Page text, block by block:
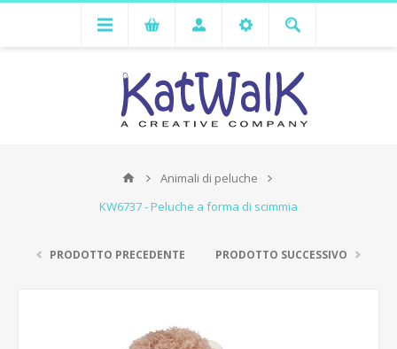
Animali di peluche
KW6737 - Peluche a forma di scimmia
PRODOTTO PRECEDENTE PRODOTTO SUCCESSIVO